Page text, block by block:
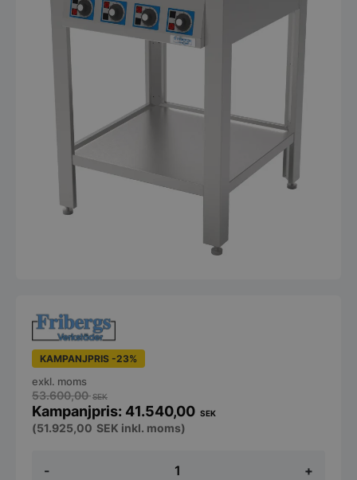
-
Fribergs
+
KAMPANJPRIS -23%
53.600,00SEK
41.540,00 SEK
exkl. moms
(51.925,00 SEK inkl. moms)